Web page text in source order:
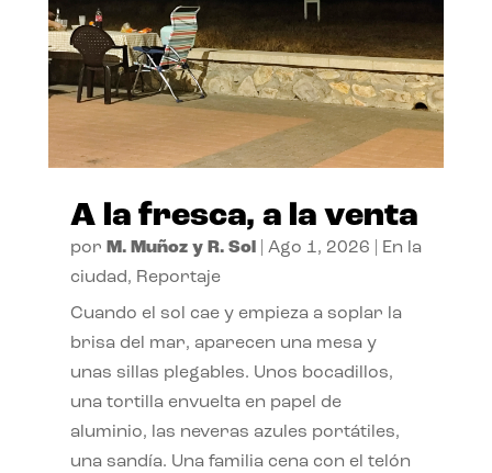
A la fresca, a la venta
por M. Muñoz y R. Sol| Ago 1, 2026
En la
ciudad, Reportaje
Cuando el sol cae y empieza a soplar la
brisa del mar, aparecen una mesa y
unas sillas plegables. Unos bocadillos,
una tortilla envuelta en papel de
aluminio, las neveras azules portátiles,
una sandía. Una familia cena con el telón